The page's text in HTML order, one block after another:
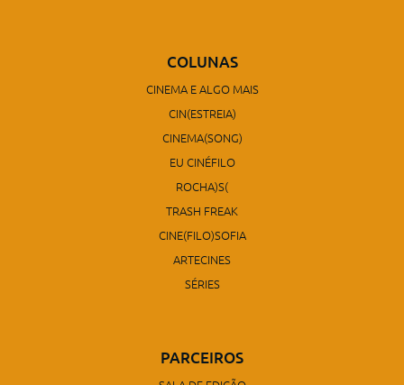
COLUNAS
CINEMA E ALGO MAIS
CIN(ESTREIA)
CINEMA(SONG)
EU CINÉFILO
ROCHA)S(
TRASH FREAK
CINE(FILO)SOFIA
ARTECINES
SÉRIES
PARCEIROS